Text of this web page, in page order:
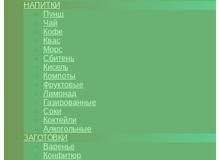
НАПИТКИ
Пунш
Чай
Кофе
Квас
Морс
Сбитень
Кисель
Компоты
Фруктовые
Лимонад
Газированные
Соки
Коктейли
Алкогольные
ЗАГОТОВКИ
Варенье
Конфитюр